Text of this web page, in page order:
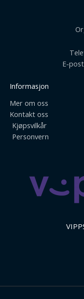
E-
Informasjon
Mer om oss
Kontakt oss
Kjøpsvilkår
Personvern